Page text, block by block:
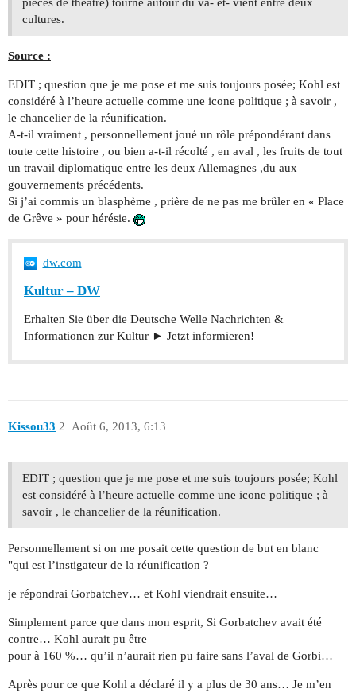
pièces de théâtre) tourne autour du va- et- vient entre deux
cultures.
Source :
EDIT ; question que je me pose et me suis toujours posée; Kohl est
considéré à l’heure actuelle comme une icone politique ; à savoir ,
le chancelier de la réunification.
A-t-il vraiment , personnellement joué un rôle prépondérant dans
toute cette histoire , ou bien a-t-il récolté , en aval , les fruits de tout
un travail diplomatique entre les deux Allemagnes ,du aux
gouvernements précédents.
Si j’ai commis un blasphème , prière de ne pas me brûler en « Place
de Grêve » pour hérésie.
dw.com
Kultur – DW
Erhalten Sie über die Deutsche Welle Nachrichten &
Informationen zur Kultur ► Jetzt informieren!
Kissou33 Août 6, 2013, 6:13
2
EDIT ; question que je me pose et me suis toujours posée; Kohl
est considéré à l’heure actuelle comme une icone politique ; à
savoir , le chancelier de la réunification.
Personnellement si on me posait cette question de but en blanc
"qui est l’instigateur de la réunification ?
je répondrai Gorbatchev… et Kohl viendrait ensuite…
Simplement parce que dans mon esprit, Si Gorbatchev avait été
contre… Kohl aurait pu être
pour à 160 %… qu’il n’aurait rien pu faire sans l’aval de Gorbi…
Après pour ce que Kohl a déclaré il y a plus de 30 ans… Je m’en